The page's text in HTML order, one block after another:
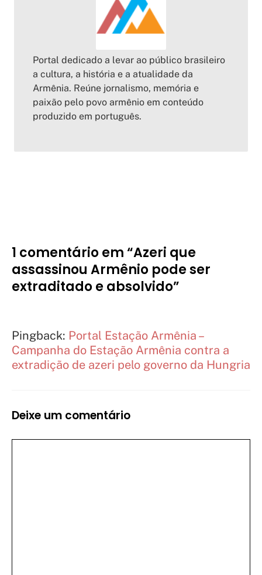
Portal dedicado a levar ao público brasileiro
a cultura, a história e a atualidade da
Armênia. Reúne jornalismo, memória e
paixão pelo povo armênio em conteúdo
produzido em português.
1 comentário em “Azeri que
assassinou Armênio pode ser
extraditado e absolvido”
Pingback: Portal Estação Armênia –
Campanha do Estação Armênia contra a
extradição de azeri pelo governo da Hungria
Deixe um comentário